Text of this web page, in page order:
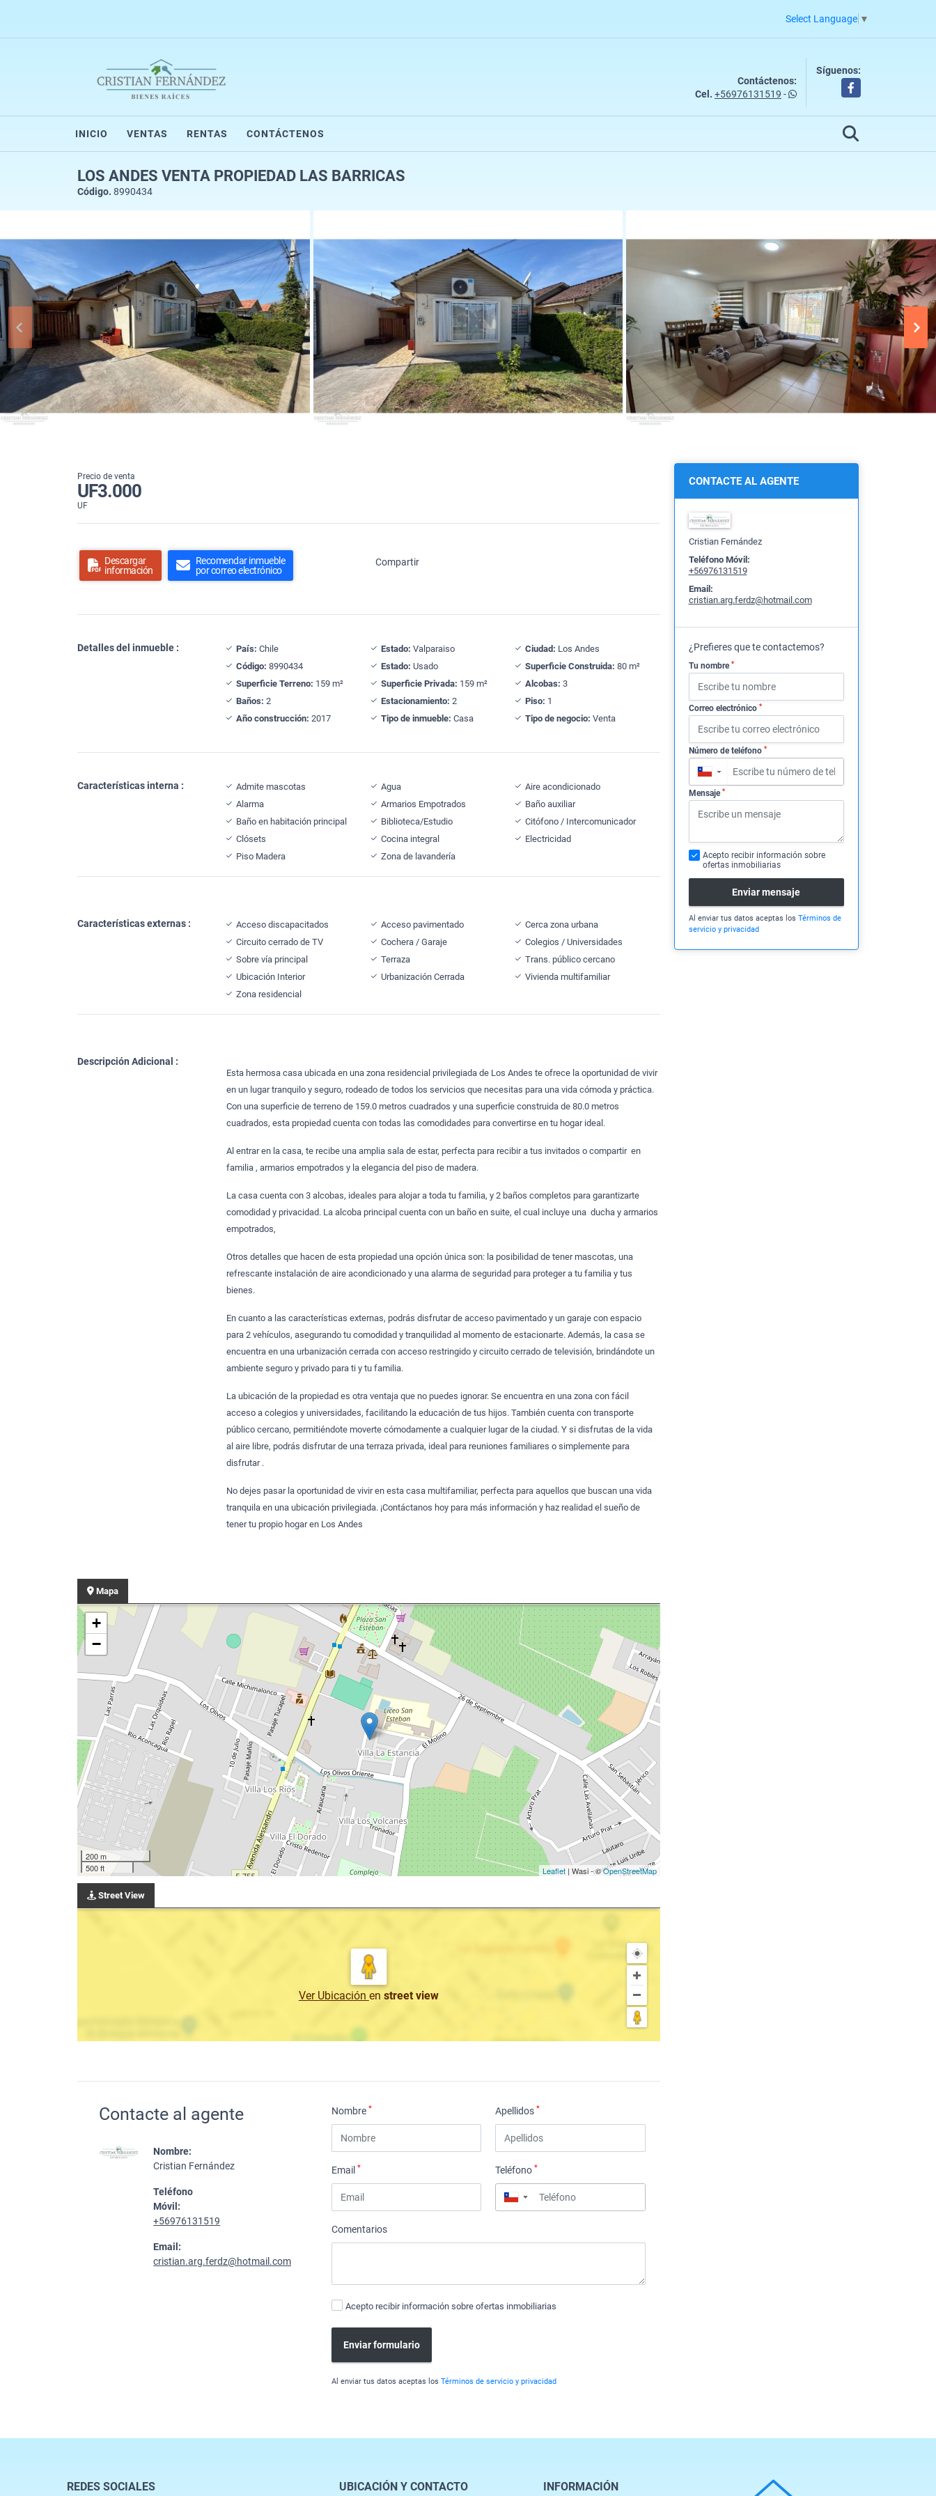
Select Language ▼
Contáctenos:
Cel. +56976131519 -
Síguenos:
Facebook
INICIO VENTAS RENTAS CONTÁCTENOS
LOS ANDES VENTA PROPIEDAD LAS BARRICAS
Código. 8990434
Precio de venta
UF3.000
UF
Descargar
información
Recomendar inmueble
por correo electrónico
Compartir
Detalles del inmueble : País: Chile Estado: Valparaiso Ciudad: Los Andes
Código: 8990434 Estado: Usado Superficie Construida: 80 m²
Superficie Terreno: 159 m² Superficie Privada: 159 m² Alcobas: 3
Baños: 2 Estacionamiento: 2 Piso: 1
Año construcción: 2017 Tipo de inmueble: Casa Tipo de negocio: Venta
Características interna : Admite mascotas Agua
Aire acondicionado
Alarma
Armarios Empotrados
Baño auxiliar
Baño en habitación principal
Biblioteca/Estudio
Citófono / Intercomunicador
Clósets
Cocina integral
Electricidad
Piso Madera
Zona de lavandería
Características externas : Acceso discapacitados Acceso pavimentado
Cerca zona urbana
Circuito cerrado de TV
Cochera / Garaje
Colegios / Universidades
Sobre vía principal
Terraza
Trans. público cercano
Ubicación Interior
Urbanización Cerrada
Vivienda multifamiliar
Zona residencial
Descripción Adicional :
Esta hermosa casa ubicada en una zona residencial privilegiada de Los Andes te ofrece la oportunidad de vivir
en un lugar tranquilo y seguro, rodeado de todos los servicios que necesitas para una vida cómoda y práctica.
Con una superficie de terreno de 159.0 metros cuadrados y una superficie construida de 80.0 metros
cuadrados, esta propiedad cuenta con todas las comodidades para convertirse en tu hogar ideal.
Al entrar en la casa, te recibe una amplia sala de estar, perfecta para recibir a tus invitados o compartir en
familia , armarios empotrados y la elegancia del piso de madera.
La casa cuenta con 3 alcobas, ideales para alojar a toda tu familia, y 2 baños completos para garantizarte
comodidad y privacidad. La alcoba principal cuenta con un baño en suite, el cual incluye una ducha y armarios
empotrados,
Otros detalles que hacen de esta propiedad una opción única son: la posibilidad de tener mascotas, una
refrescante instalación de aire acondicionado y una alarma de seguridad para proteger a tu familia y tus
bienes.
En cuanto a las características externas, podrás disfrutar de acceso pavimentado y un garaje con espacio
para 2 vehículos, asegurando tu comodidad y tranquilidad al momento de estacionarte. Además, la casa se
encuentra en una urbanización cerrada con acceso restringido y circuito cerrado de televisión, brindándote un
ambiente seguro y privado para ti y tu familia.
La ubicación de la propiedad es otra ventaja que no puedes ignorar. Se encuentra en una zona con fácil
acceso a colegios y universidades, facilitando la educación de tus hijos. También cuenta con transporte
público cercano, permitiéndote moverte cómodamente a cualquier lugar de la ciudad. Y si disfrutas de la vida
al aire libre, podrás disfrutar de una terraza privada, ideal para reuniones familiares o simplemente para
disfrutar .
No dejes pasar la oportunidad de vivir en esta casa multifamiliar, perfecta para aquellos que buscan una vida
tranquila en una ubicación privilegiada. ¡Contáctanos hoy para más información y haz realidad el sueño de
tener tu propio hogar en Los Andes
Mapa
+
−
200 m
500 ft
Leaflet| Wasi - ©OpenStreetMap
Street View
Ver Ubicación en street view
Contacte al agente
Nombre:
Cristian Fernández
Teléfono
Móvil:
+56976131519
Email:
cristian.arg.ferdz@hotmail.com
Nombre* Apellidos*
Email* Teléfono*
▼
Comentarios
Acepto recibir información sobre ofertas inmobiliarias
Enviar formulario
Al enviar tus datos aceptas losTérminos de servicio y privacidad
CONTACTE AL AGENTE
Cristian Fernández
Teléfono Móvil:
+56976131519
Email:
cristian.arg.ferdz@hotmail.com
¿Prefieres que te contactemos?
Tu nombre *
Correo electrónico *
Número de teléfono *
▼
Mensaje *
Acepto recibir información sobre
ofertas inmobiliarias
Enviar mensaje
Al enviar tus datos aceptas los Términos de
servicio y privacidad
REDES SOCIALES UBICACIÓN Y CONTACTO INFORMACIÓN